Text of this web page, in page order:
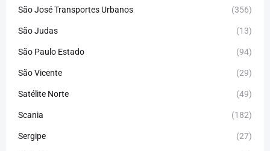
São José Transportes Urbanos (356)
São Judas (13)
São Paulo Estado (94)
São Vicente (29)
Satélite Norte (49)
Scania (182)
Sergipe (27)